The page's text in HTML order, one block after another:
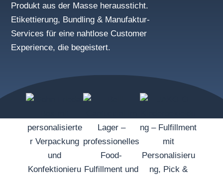
Produkt aus der Masse heraussticht.
Etikettierung, Bundling & Manufaktur-
Services für eine nahtlose Customer
Experience, die begeistert.